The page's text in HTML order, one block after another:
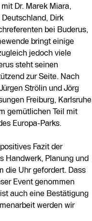
Dr. Marek Miara,
Dirk
bei Buderus,
bringt einige
jedoch viele
steht seinen
zur Seite. Nach
Strölin und Jörg
Freiburg, Karlsruhe
gemütlichen Teil mit
Europa-Parks.
Fazit der
Handwerk, Planung und
die Uhr gefordert. Dass
Event genommen
auch eine Bestätigung
werden wir